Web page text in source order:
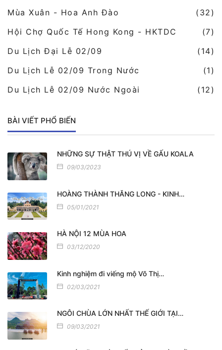
Mùa Xuân - Hoa Anh Đào
(32)
Hội Chợ Quốc Tế Hong Kong - HKTDC
(7)
Du Lịch Đại Lễ 02/09
(14)
Du Lịch Lễ 02/09 Trong Nước
(1)
Du Lịch Lễ 02/09 Nước Ngoài
(12)
BÀI VIẾT PHỔ BIẾN
NHỮNG SỰ THẬT THÚ VỊ VỀ GẤU KOALA
09/03/2023
HOÀNG THÀNH THĂNG LONG - KINH…
05/01/2021
HÀ NỘI 12 MÙA HOA
03/12/2020
Kinh nghiệm đi viếng mộ Võ Thị…
02/03/2021
NGÔI CHÙA LỚN NHẤT THẾ GIỚI TẠI…
09/03/2021